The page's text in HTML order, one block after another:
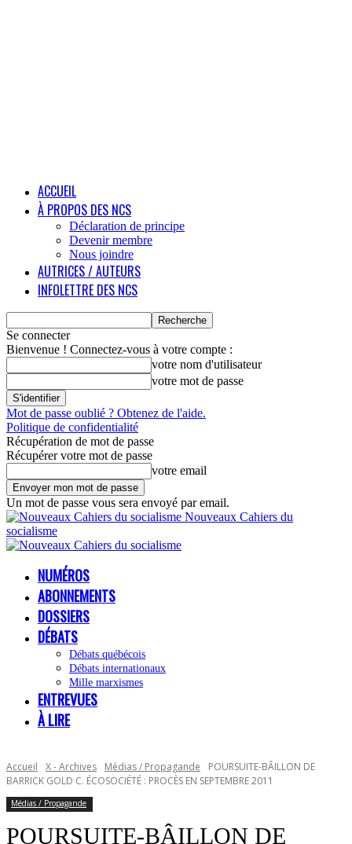
ACCUEIL
À PROPOS DES NCS
Déclaration de principe
Devenir membre
Nous joindre
AUTRICES / AUTEURS
INFOLETTRE DES NCS
Se connecter
Bienvenue ! Connectez-vous à votre compte :
votre nom d'utilisateur
votre mot de passe
Mot de passe oublié ? Obtenez de l'aide.
Politique de confidentialité
Récupération de mot de passe
Récupérer votre mot de passe
votre email
Un mot de passe vous sera envoyé par email.
Nouveaux Cahiers du
socialisme
NUMÉROS
ABONNEMENTS
DOSSIERS
DÉBATS
Débats québécois
Débats internationaux
Mille marxismes
ENTREVUES
À LIRE
Accueil X - Archives Médias / Propagande
POURSUITE-BÂILLON DE
BARRICK GOLD C. ÉCOSOCIÉTÉ : PROCÈS EN SEPTEMBRE 2011
Médias / Propagande
POURSUITE-BÂILLON DE